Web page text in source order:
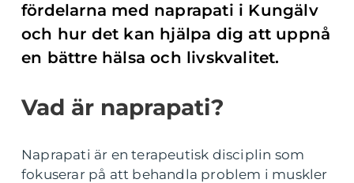
fördelarna med naprapati i Kungälv
och hur det kan hjälpa dig att uppnå
en bättre hälsa och livskvalitet.
Vad är naprapati?
Naprapati är en terapeutisk disciplin som
fokuserar på att behandla problem i muskler